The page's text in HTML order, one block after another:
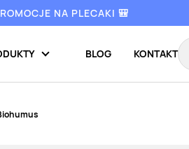
NA PLECAKI 🎒
BLOG KONTAKT